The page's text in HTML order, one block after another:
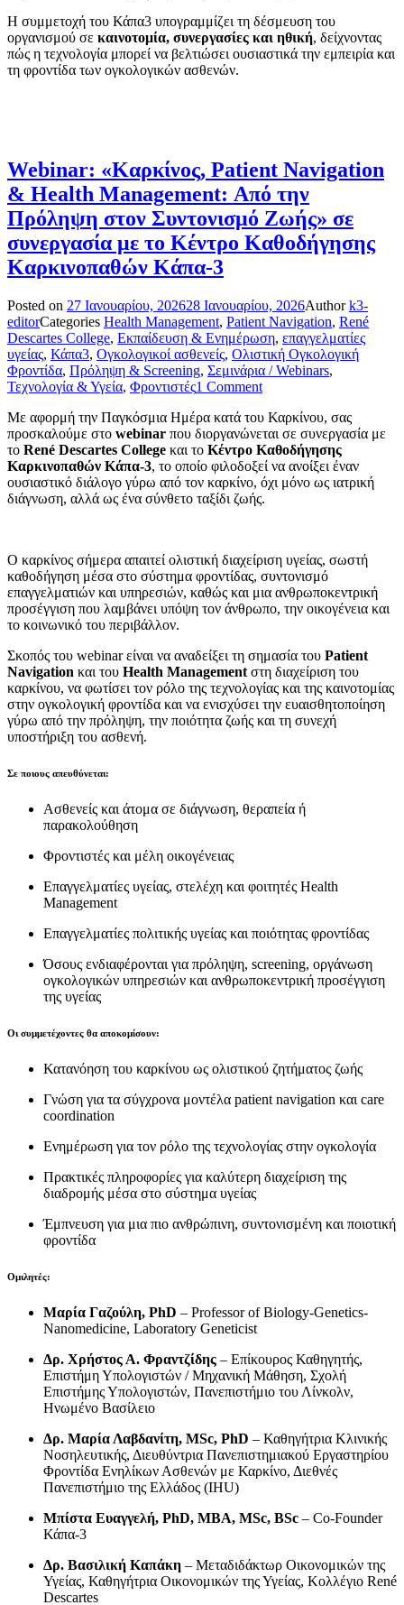
Η συμμετοχή του Κάπα3 υπογραμμίζει τη δέσμευση του
οργανισμού σε καινοτομία, συνεργασίες και ηθική, δείχνοντας
πώς η τεχνολογία μπορεί να βελτιώσει ουσιαστικά την εμπειρία και
τη φροντίδα των ογκολογικών ασθενών.
Webinar: «Καρκίνος, Patient Navigation
& Health Management: Από την
Πρόληψη στον Συντονισμό Ζωής» σε
συνεργασία με το Κέντρο Καθοδήγησης
Καρκινοπαθών Κάπα-3
Posted on 27 Ιανουαρίου, 202628 Ιανουαρίου, 2026Authork3-
editorCategories Health Management, Patient Navigation, René
Descartes College, Εκπαίδευση & Ενημέρωση, επαγγελματίες
υγείας, Κάπα3, Ογκολογικοί ασθενείς, Ολιστική Ογκολογική
Φροντίδα, Πρόληψη & Screening, Σεμινάρια / Webinars,
Τεχνολογία & Υγεία, Φροντιστές1 Comment
Με αφορμή την Παγκόσμια Ημέρα κατά του Καρκίνου, σας
προσκαλούμε στο webinar που διοργανώνεται σε συνεργασία με
το René Descartes College και το Κέντρο Καθοδήγησης
Καρκινοπαθών Κάπα-3, το οποίο φιλοδοξεί να ανοίξει έναν
ουσιαστικό διάλογο γύρω από τον καρκίνο, όχι μόνο ως ιατρική
διάγνωση, αλλά ως ένα σύνθετο ταξίδι ζωής.
Ο καρκίνος σήμερα απαιτεί ολιστική διαχείριση υγείας, σωστή
καθοδήγηση μέσα στο σύστημα φροντίδας, συντονισμό
επαγγελματιών και υπηρεσιών, καθώς και μια ανθρωποκεντρική
προσέγγιση που λαμβάνει υπόψη τον άνθρωπο, την οικογένεια και
το κοινωνικό του περιβάλλον.
Σκοπός του webinar είναι να αναδείξει τη σημασία του Patient
Navigation και του Health Management στη διαχείριση του
καρκίνου, να φωτίσει τον ρόλο της τεχνολογίας και της καινοτομίας
στην ογκολογική φροντίδα και να ενισχύσει την ευαισθητοποίηση
γύρω από την πρόληψη, την ποιότητα ζωής και τη συνεχή
υποστήριξη του ασθενή.
Σε ποιους απευθύνεται:
Ασθενείς και άτομα σε διάγνωση, θεραπεία ή
παρακολούθηση
Φροντιστές και μέλη οικογένειας
Επαγγελματίες υγείας, στελέχη και φοιτητές Health
Management
Επαγγελματίες πολιτικής υγείας και ποιότητας φροντίδας
Όσους ενδιαφέρονται για πρόληψη, screening, οργάνωση
ογκολογικών υπηρεσιών και ανθρωποκεντρική προσέγγιση
της υγείας
Οι συμμετέχοντες θα αποκομίσουν:
Κατανόηση του καρκίνου ως ολιστικού ζητήματος ζωής
Γνώση για τα σύγχρονα μοντέλα patient navigation και care
coordination
Ενημέρωση για τον ρόλο της τεχνολογίας στην ογκολογία
Πρακτικές πληροφορίες για καλύτερη διαχείριση της
διαδρομής μέσα στο σύστημα υγείας
Έμπνευση για μια πιο ανθρώπινη, συντονισμένη και ποιοτική
φροντίδα
Ομιλητές:
Μαρία Γαζούλη, PhD – Professor of Biology-Genetics-
Nanomedicine, Laboratory Geneticist
Δρ. Χρήστος Α. Φραντζίδης – Επίκουρος Καθηγητής,
Επιστήμη Υπολογιστών / Μηχανική Μάθηση, Σχολή
Επιστήμης Υπολογιστών, Πανεπιστήμιο του Λίνκολν,
Ηνωμένο Βασίλειο
Δρ. Μαρία Λαβδανίτη, MSc, PhD – Καθηγήτρια Κλινικής
Νοσηλευτικής, Διευθύντρια Πανεπιστημιακού Εργαστηρίου
Φροντίδα Ενηλίκων Ασθενών με Καρκίνο, Διεθνές
Πανεπιστήμιο της Ελλάδος (IHU)
Μπίστα Ευαγγελή, PhD, MBA, MSc, BSc – Co-Founder
Κάπα-3
Δρ. Βασιλική Καπάκη – Μεταδιδάκτωρ Οικονομικών της
Υγείας, Καθηγήτρια Οικονομικών της Υγείας, Κολλέγιο René
Descartes